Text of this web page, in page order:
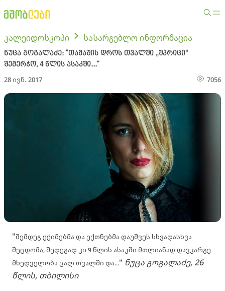
კალეიდოსკოპი სასარგებლო ინფორმაცია
ნუცა გოგალაძე: "თამაშის დროს თვალში „შპრიცი“
შემერჭო, 4 წლის ასაკში..."
28 ივნ. 2017 7056
"შემდეგ ექიმებმა და ექთნებმა დაუშვეს სხვადასხვა
შეცდომა, შედეგად კი 9 წლის ასაკში მთლიანად დავკარგე
მხედველობა ცალ თვალში და..." ნუცა გოგალაძე, 26
წლის, თბილისი